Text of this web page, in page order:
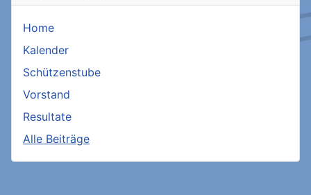
Home
Kalender
Schützenstube
Vorstand
Resultate
Alle Beiträge